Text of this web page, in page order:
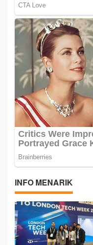
INFO MENARIK